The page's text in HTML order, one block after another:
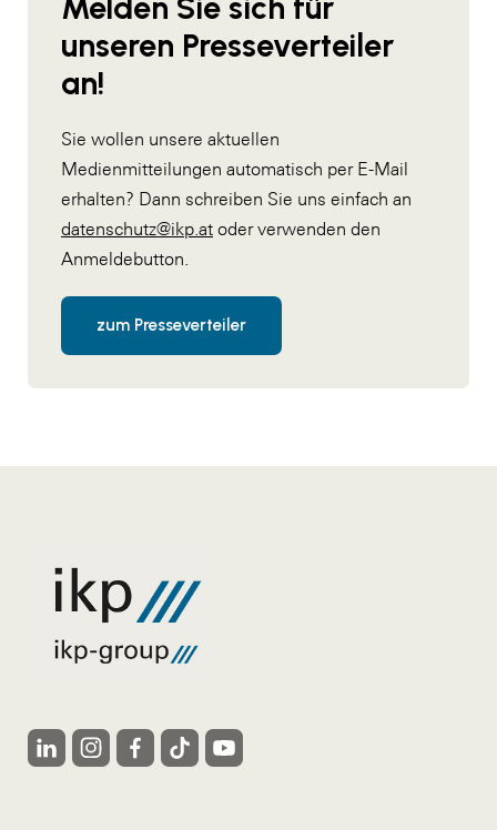
unseren Presseverteiler
an!
Sie wollen unsere aktuellen
Medienmitteilungen automatisch per E-Mail
erhalten? Dann schreiben Sie uns einfach an
datenschutz@ikp.at oder verwenden den
Anmeldebutton.
zum Presseverteiler